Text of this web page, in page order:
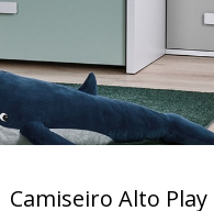
Camiseiro Alto